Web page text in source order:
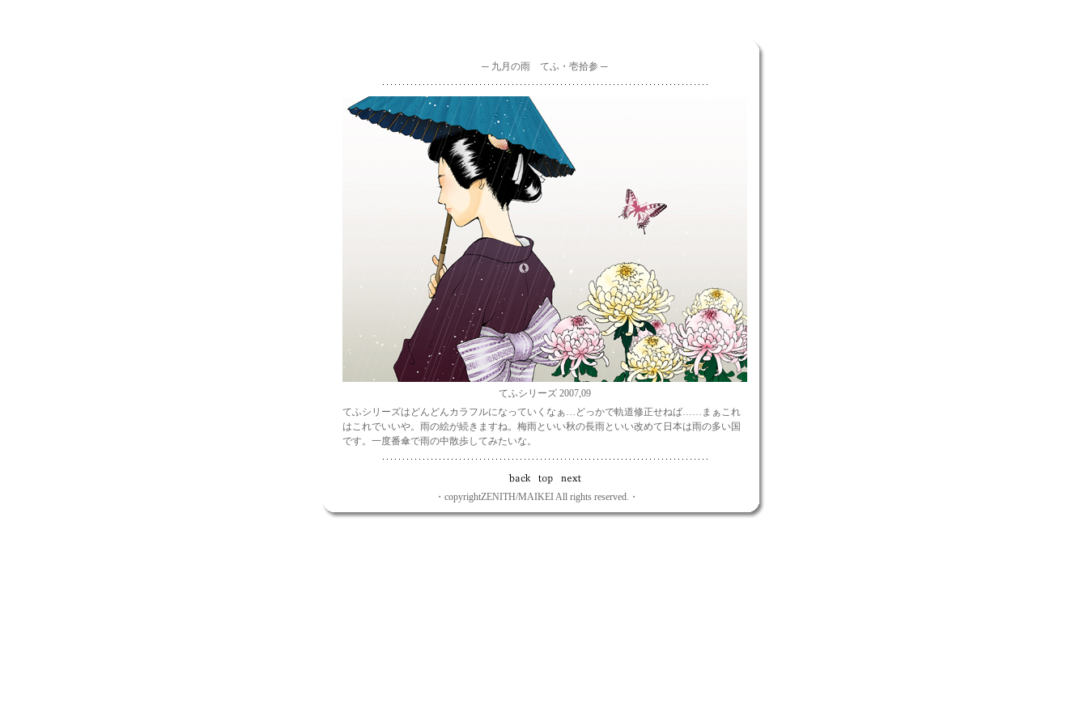
─ 九月の雨 てふ・壱拾参 ─
てふシリーズ 2007,09
てふシリーズはどんどんカラフルになっていくなぁ…どっかで軌道修正せねば……まぁこれ
はこれでいいや。雨の絵が続きますね。梅雨といい秋の長雨といい改めて日本は雨の多い国
です。一度番傘で雨の中散歩してみたいな。
・copyrightZENITH/MAIKEI All rights reserved.・